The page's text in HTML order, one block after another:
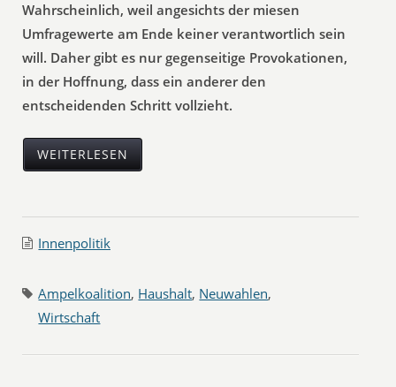
Wahrscheinlich, weil angesichts der miesen
Umfragewerte am Ende keiner verantwortlich sein
will. Daher gibt es nur gegenseitige Provokationen,
in der Hoffnung, dass ein anderer den
entscheidenden Schritt vollzieht.
WEITERLESEN
Innenpolitik
Ampelkoalition, Haushalt, Neuwahlen,
Wirtschaft